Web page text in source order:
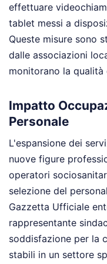
effettuare
tablet messi a
Queste misure sono
dalle associazioni
monitorano la qualità
Impatto
Personale
L'espansione dei
nuove figure
operatori
selezione del
Gazzetta Ufficiale
rappresentante
soddisfazione per la
stabili in un settore